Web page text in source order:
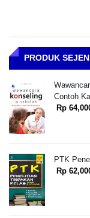
PRODUK
Contoh
Rp
PTK
Rp